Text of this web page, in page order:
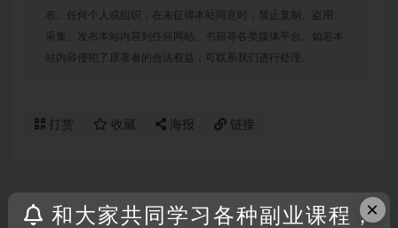
布。任何个人或组织，在未征得本站同意时，禁止复制、盗用、
采集、发布本站内容到任何网站、书籍等各类媒体平台。如若本
站内容侵犯了原著者的合法权益，可联系我们进行处理。
打赏 收藏 海报 链接
上一篇
AI做YouTube月赚10000$，傻瓜式操作无需露脸，简单×
和大家共同学习各种副业课程，